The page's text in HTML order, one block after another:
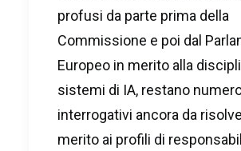
profusi da parte prima della
Commissione e poi dal
Europeo in merito alla
sistemi di IA, restano
interrogativi ancora da
merito ai profili di